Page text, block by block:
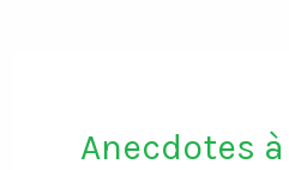
Anecdotes